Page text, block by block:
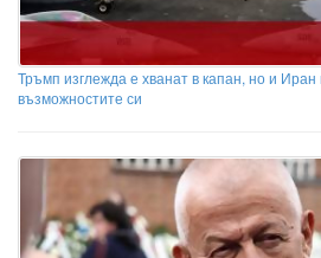
Тръмп изглежда е хванат в капан, но и
възможностите си